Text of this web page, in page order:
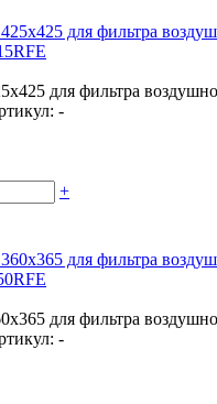
для фильтра
-
+
для фильтра
-